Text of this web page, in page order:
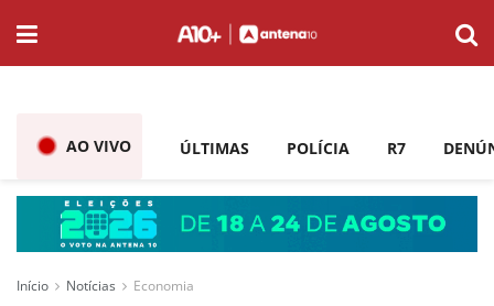
AO VIVO ÚLTIMAS POLÍCIA R7
Início Notícias Economia